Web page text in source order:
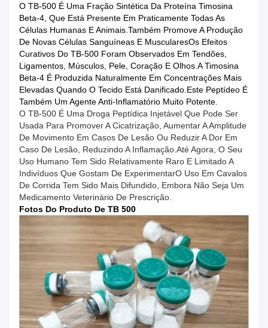
O TB-500 É Uma Fração Sintética Da Proteína Timosina
Beta-4, Que Está Presente Em Praticamente Todas As
Células Humanas E Animais.Também Promove A Produção
De Novas Células Sanguíneas E MuscularesOs Efeitos
Curativos Do TB-500 Foram Observados Em Tendões,
Ligamentos, Músculos, Pele, Coração E Olhos.A Timosina
Beta-4 É Produzida Naturalmente Em Concentrações Mais
Elevadas Quando O Tecido Está Danificado.Este Peptídeo É
Também Um Agente Anti-Inflamatório Muito Potente.
O TB-500 É Uma Droga Peptídica Injetável Que Pode Ser
Usada Para Promover A Cicatrização, Aumentar A Amplitude
De Movimento Em Casos De Lesão Ou Reduzir A Dor Em
Caso De Lesão, Reduzindo A Inflamação.Até Agora, O Seu
Uso Humano Tem Sido Relativamente Raro E Limitado A
Indivíduos Que Gostam De ExperimentarO Uso Em Cavalos
De Corrida Tem Sido Mais Difundido, Embora Não Seja Um
Medicamento Veterinário De Prescrição.
Fotos Do Produto De TB 500